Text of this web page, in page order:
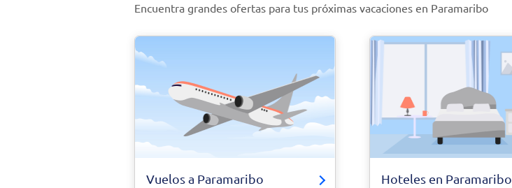
Encuentra grandes ofertas para tus próximas vacaciones en Paramaribo
Vuelos a Paramaribo Hoteles en Paramaribo